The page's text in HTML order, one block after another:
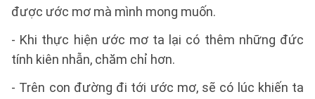
được ước mơ mà mình mong muốn.
- Khi thực hiện ước mơ ta lại có thêm những đức
tính kiên nhẫn, chăm chỉ hơn.
- Trên con đường đi tới ước mơ, sẽ có lúc khiến ta